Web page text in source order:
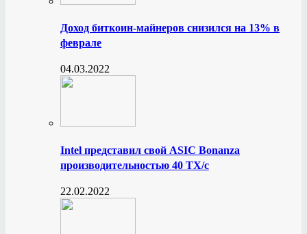
Доход биткоин-майнеров снизился на 13% в
феврале
04.03.2022
Intel представил свой ASIC Bonanza
производительностью 40 ТХ/с
22.02.2022